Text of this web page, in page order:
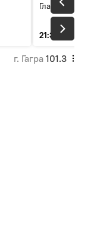
Главные темы
21:31 3 мин
г. Гагра 101.3